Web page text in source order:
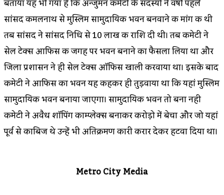
बताया यह भी गया है कि अन्जुमन कमेटी के सदस्यों ने वर्षो पहले
सांसद कमलनाथ से मुस्लिम सामुदायिक भवन बनवाने की मांग की थी
तब सांसद ने सांसद निधि से 10 लाख की राशि दी थी। तब कमेटी ने
सेल टेक्स आफिस की जगह पर भवन बनाने का फैसला लिया था और
जिला प्रशासन ने ही सेल टेक्स ऑफिस खाली करवाया था। इसके बाद
कमेटी ने आफिस का भवन यह कहकर ही तुड़वाया था कि यहां मुस्लिम
सामुदायिक भवन बनाया जाएगा। सामुदायिक भवन तो बना नही
कमेटी ने अवैध शॉपिंग काम्प्लेक्स बनाकर करोड़ो में बेचा और जो यहां
पूर्व से काबिज थे उन्हें भी अतिक्रमण कारी करार देकर हटवा दिया था।
Metro City Media